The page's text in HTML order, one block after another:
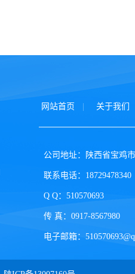
网站首页 关于我们
公司地址：陕西省宝鸡
联系电话：18729478340
Q Q：510570693
传 真：0917-8567980
电子邮箱：